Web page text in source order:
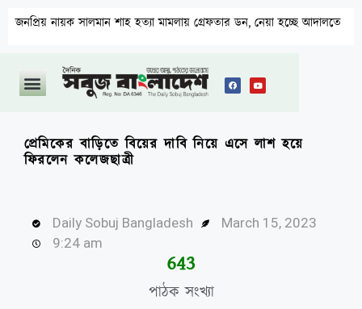
সালমান শাহ হত্যা মামলায় গ্রেফতার ডন, নেয়া হচ্ছে আদালতে
প্রেমিকের বাড়িতে বিয়ের দাবি নিয়ে এসে লাশ হয়ে
ফিরলেন কলেজছাত্রী
Daily Sobuj Bangladesh
March 15, 2023
9:24 am
পাঠক সংখ্যা
645